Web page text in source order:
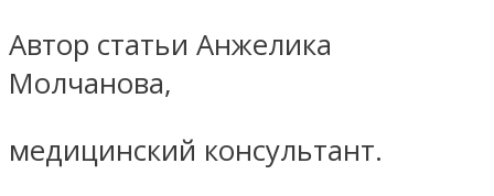
Автор статьи Анжелика
Молчанова,
медицинский консультант.